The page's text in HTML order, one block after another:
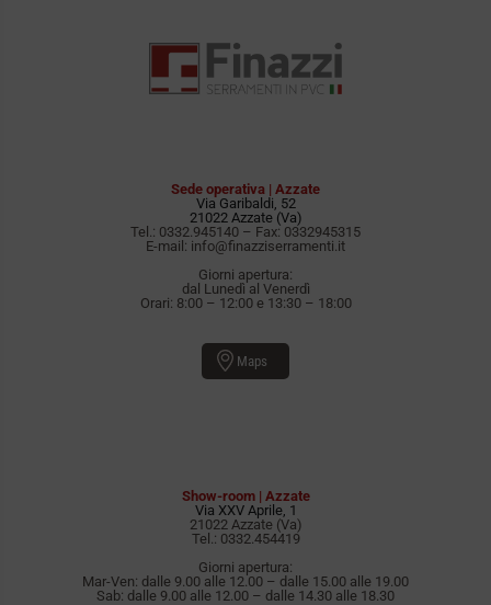
Sede operativa | Azzate
Via Garibaldi, 52
21022 Azzate (Va)
Tel.: 0332.945140 – Fax: 0332945315
E-mail: info@finazziserramenti.it
Giorni apertura:
dal Lunedì al Venerdì
Orari: 8:00 – 12:00 e 13:30 – 18:00
Maps
Show-room | Azzate
Via XXV Aprile, 1
21022 Azzate (Va)
Tel.: 0332.454419
Giorni apertura:
Mar-Ven: dalle 9.00 alle 12.00 – dalle 15.00 alle 19.00
Sab: dalle 9.00 alle 12.00 – dalle 14.30 alle 18.30